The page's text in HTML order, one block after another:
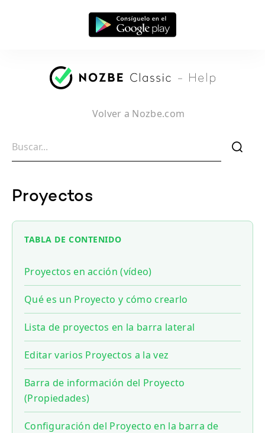
Volver a Nozbe.com
f
Proyectos
TABLA DE CONTENIDO
Proyectos en acción (vídeo)
Qué es un Proyecto y cómo crearlo
Lista de proyectos en la barra lateral
Editar varios Proyectos a la vez
Barra de información del Proyecto
(Propiedades)
Configuración del Proyecto en la barra de